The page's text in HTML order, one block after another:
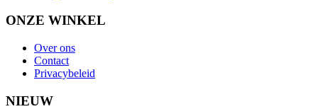
ONZE WINKEL
Over ons
Contact
Privacybeleid
NIEUW